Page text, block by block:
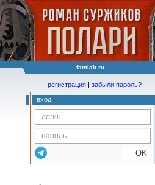
fantlab ru
регистрация | забыли пароль?
вход
OK